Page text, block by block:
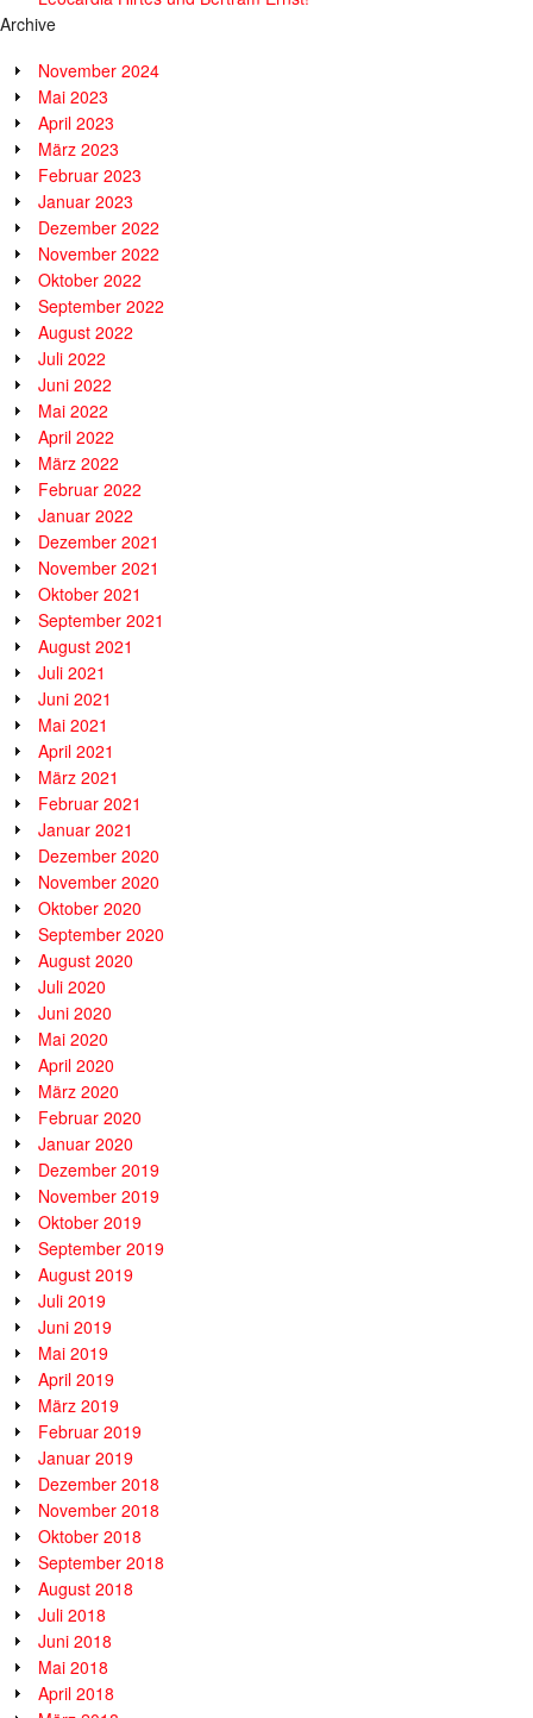
Archive
November 2024
Mai 2023
April 2023
März 2023
Februar 2023
Januar 2023
Dezember 2022
November 2022
Oktober 2022
September 2022
August 2022
Juli 2022
Juni 2022
Mai 2022
April 2022
März 2022
Februar 2022
Januar 2022
Dezember 2021
November 2021
Oktober 2021
September 2021
August 2021
Juli 2021
Juni 2021
Mai 2021
April 2021
März 2021
Februar 2021
Januar 2021
Dezember 2020
November 2020
Oktober 2020
September 2020
August 2020
Juli 2020
Juni 2020
Mai 2020
April 2020
März 2020
Februar 2020
Januar 2020
Dezember 2019
November 2019
Oktober 2019
September 2019
August 2019
Juli 2019
Juni 2019
Mai 2019
April 2019
März 2019
Februar 2019
Januar 2019
Dezember 2018
November 2018
Oktober 2018
September 2018
August 2018
Juli 2018
Juni 2018
Mai 2018
April 2018